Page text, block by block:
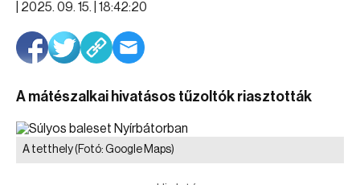
2025. 09. 15. | 18:42:20
A mátészalkai hivatásos tűzoltók riasztották
A tetthely(Fotó: Google Maps)